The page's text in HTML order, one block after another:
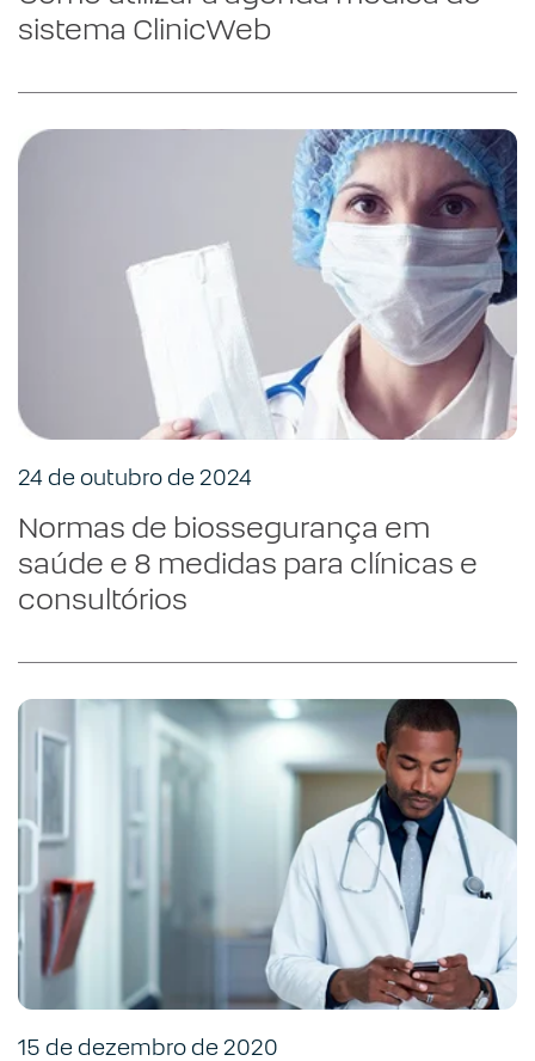
sistema ClinicWeb
24 de outubro de 2024
Normas de biossegurança em
saúde e 8 medidas para clínicas e
consultórios
15 de dezembro de 2020